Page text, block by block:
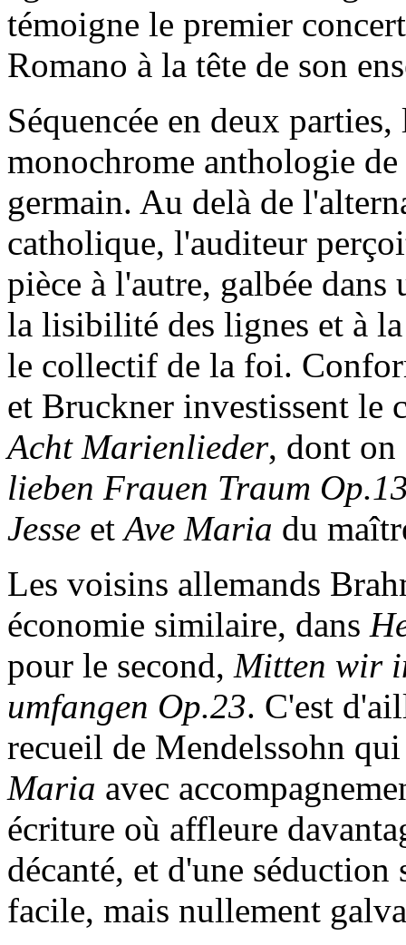
témoigne le premier
Romano à la tête de son
Séquencée en deux
monochrome anthologie
germain. Au delà de
catholique, l'auditeur
pièce à l'autre, galbée dans
la lisibilité des lignes et à
le collectif de la foi.
et Bruckner investissent le
Acht Marienlieder, dont on
lieben Frauen Traum
Jesse etAve Maria du
Les voisins allemands
économie similaire, dans
pour le second, Mitten wir
umfangen Op.23. C'est
recueil de Mendelssohn
Maria avec
écriture où affleure
décanté, et d'une
facile, mais nullement